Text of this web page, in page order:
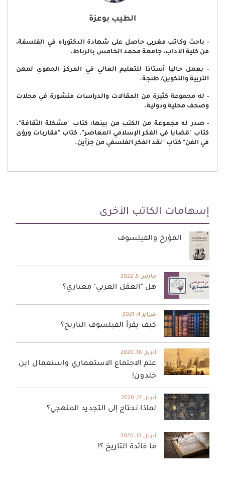
الطيب بوعزة
- باحث وكاتب مغربي حاصل على شهادة الدكتوراه في الفلسفة،
من كلية الآداب، جامعة محمد الخامس بالرباط.
- يعمل حاليا أستاذا للتعليم العالي في المركز الجهوي لمهن
التربية والتكوين/ طنجة.
- له مجموعة كثيرة من المقالات والدراسات منشورة في مجلات
وصحف محلية ودولية.
- صدر له مجموعة من الكتب من بينها: كتاب "مشكلة الثقافة".
كتاب "قضايا في الفكر الإسلامي المعاصر". كتاب "مقاربات ورؤى
في الفن" كتاب "نقد الفكر الفلسفي من جزأين.
إسهامات الكاتب الأخرى
المؤرخ والفيلسوف
مارس 9, 2022
هل "العقل العربي" معياري؟
فبراير 4, 2021
كيف يقرأ الفيلسوف التاريخ؟
أبريل 18, 2020
علم الاجتماع الاستعماري واستعمال ابن
خلدون!
أبريل 17, 2020
لماذا نحتاج إلى التجديد المنهجي؟
أبريل 12, 2020
ما فائدة التاريخ ؟!